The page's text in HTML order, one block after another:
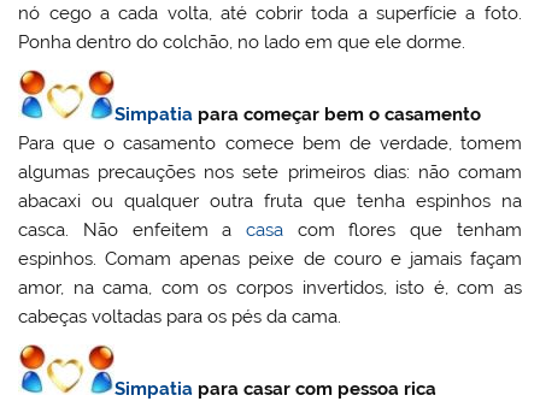
nó cego a cada volta, até cobrir toda a superfície a foto.
Ponha dentro do colchão, no lado em que ele dorme.
Simpatia para começar bem o casamento
Para que o casamento comece bem de verdade, tomem
algumas precauções nos sete primeiros dias: não comam
abacaxi ou qualquer outra fruta que tenha espinhos na
casca. Não enfeitem a casa com flores que tenham
espinhos. Comam apenas peixe de couro e jamais façam
amor, na cama, com os corpos invertidos, isto é, com as
cabeças voltadas para os pés da cama.
Simpatia para casar com pessoa rica